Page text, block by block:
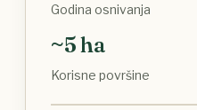
Godina osnivanja
~5 ha
Korisne površine